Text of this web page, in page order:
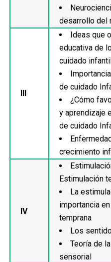
desarrollo del
III
Ideas que
educativa de
cuidado
de cuidado
¿Cómo
y aprendizaje
de cuidado
crecimiento
IV
Estimulación
La
importancia
temprana
Los
Teoría de
sensorial